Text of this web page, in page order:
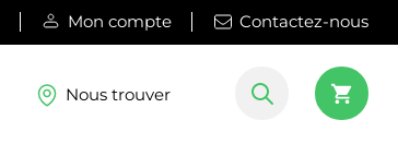
Mon compte Contactez-nous
Nous trouver